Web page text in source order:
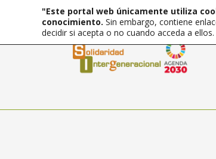
"Este portal web únicamente utiliza
conocimiento. Sin embargo, contiene
decidir si acepta o no cuando acceda a ellos.